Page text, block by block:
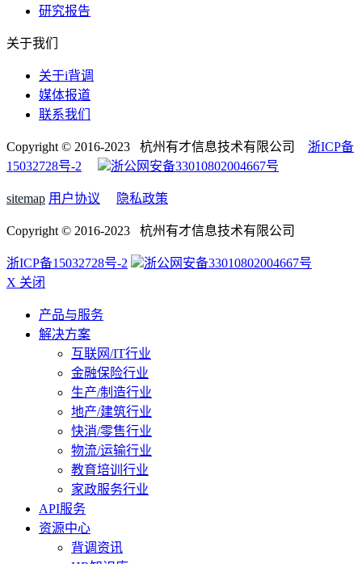
研究报告
关于我们
关于i背调
媒体报道
联系我们
Copyright © 2016-2023 杭州有才信息技术有限公司 浙ICP备
15032728号-2
浙公网安备33010802004667号
sitemap 用户协议 隐私政策
Copyright © 2016-2023 杭州有才信息技术有限公司
浙ICP备15032728号-2
浙公网安备33010802004667号
X 关闭
产品与服务
解决方案
互联网/IT行业
金融保险行业
生产/制造行业
地产/建筑行业
快消/零售行业
物流/运输行业
教育培训行业
家政服务行业
API服务
资源中心
背调资讯